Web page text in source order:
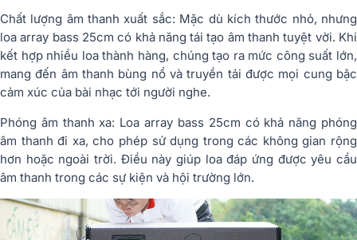
Chất lượng âm thanh xuất sắc: Mặc dù kích thước nhỏ, nhưng
loa array bass 25cm có khả năng tái tạo âm thanh tuyệt vời. Khi
kết hợp nhiều loa thành hàng, chúng tạo ra mức công suất lớn,
mang đến âm thanh bùng nổ và truyền tải được mọi cung bậc
cảm xúc của bài nhạc tới người nghe.
Phóng âm thanh xa: Loa array bass 25cm có khả năng phóng
âm thanh đi xa, cho phép sử dụng trong các không gian rộng
hơn hoặc ngoài trời. Điều này giúp loa đáp ứng được yêu cầu
âm thanh trong các sự kiện và hội trường lớn.